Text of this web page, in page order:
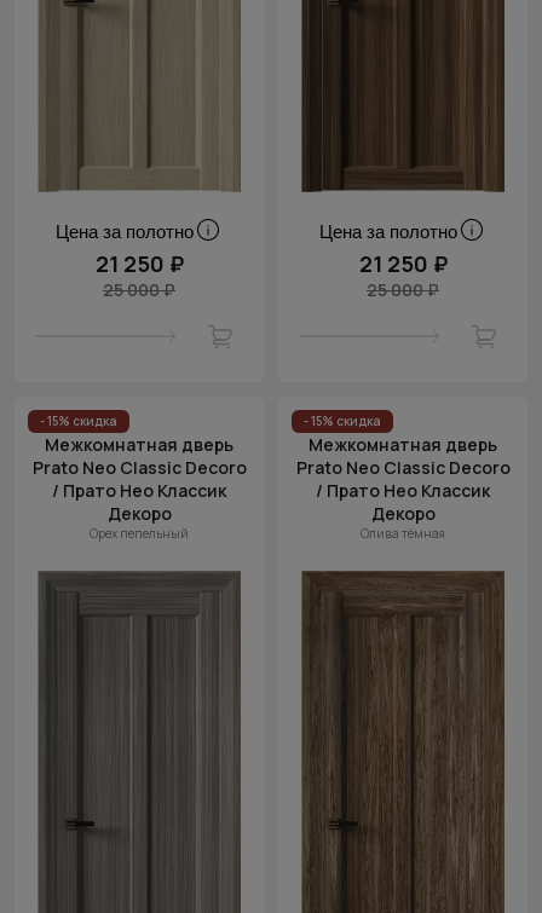
Цена за полотно
21 250 ₽
25 000 ₽
Цена за полотно
21 250 ₽
25 000 ₽
- 15% скидка
Межкомнатная дверь
Prato Neo Classic Decoro
/ Прато Нео Классик
Декоро
Орех пепельный
- 15% скидка
Межкомнатная дверь
Prato Neo Classic Decoro
/ Прато Нео Классик
Декоро
Олива тёмная